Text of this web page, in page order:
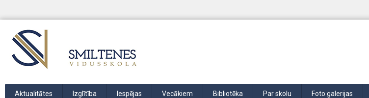
Aktualitātes Izglītība Iespējas Vecākiem Bibliotēka Par skolu Foto galerijas